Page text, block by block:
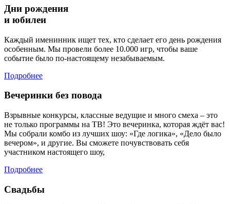
Дни рождения
и юбилеи
Каждый именинник ищет тех, кто сделает его день рождения
особенным. Мы провели более 10.000 игр, чтобы ваше
событие было по-настоящему незабываемым.
Подробнее
Вечеринки без повода
Взрывные конкурсы, классные ведущие и много смеха – это
не только программы на ТВ! Это вечеринка, которая ждёт вас!
Мы собрали комбо из лучших шоу: «Где логика», «Дело было
вечером», и другие. Вы сможете почувствовать себя
участником настоящего шоу,
Подробнее
Свадьбы